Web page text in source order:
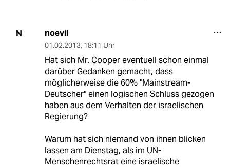
N noevil
01.02.2013, 18:11 Uhr
Hat sich Mr. Cooper eventuell schon einmal
darüber Gedanken gemacht, dass
möglicherweise die 60% "Mainstream-
Deutscher" einen logischen Schluss gezogen
haben aus dem Verhalten der israelischen
Regierung?
Warum hat sich niemand von ihnen blicken
lassen am Dienstag, als im UN-
Menschenrechtsrat eine israelische